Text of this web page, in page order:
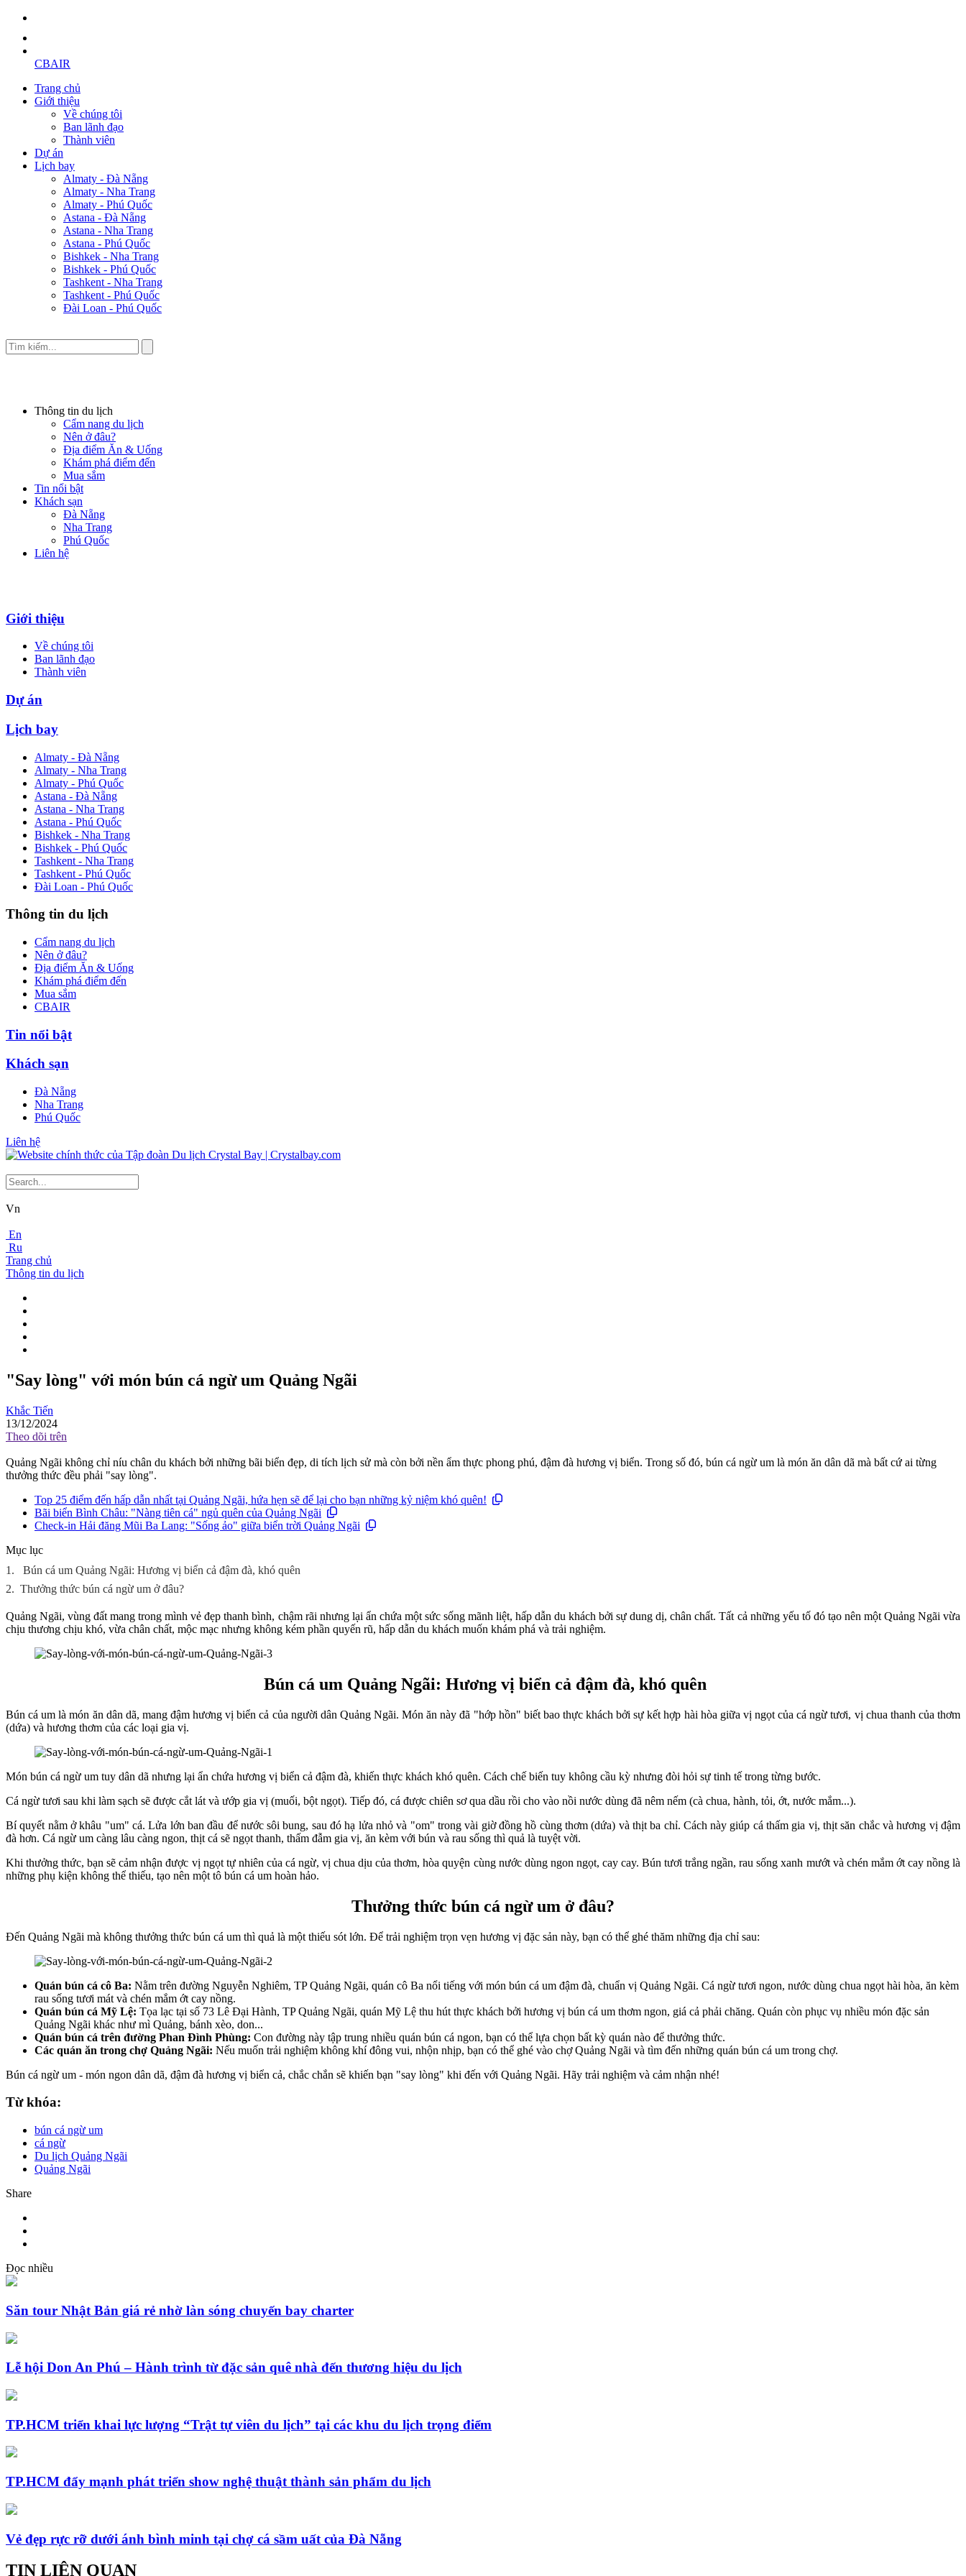
CBAIR
Trang chủ
Giới thiệu
Về chúng tôi
Ban lãnh đạo
Thành viên
Dự án
Lịch bay
Almaty - Đà Nẵng
Almaty - Nha Trang
Almaty - Phú Quốc
Astana - Đà Nẵng
Astana - Nha Trang
Astana - Phú Quốc
Bishkek - Nha Trang
Bishkek - Phú Quốc
Tashkent - Nha Trang
Tashkent - Phú Quốc
Đài Loan - Phú Quốc
Thông tin du lịch
Cẩm nang du lịch
Nên ở đâu?
Địa điểm Ăn & Uống
Khám phá điểm đến
Mua sắm
Tin nổi bật
Khách sạn
Đà Nẵng
Nha Trang
Phú Quốc
Liên hệ
Giới thiệu
Về chúng tôi
Ban lãnh đạo
Thành viên
Dự án
Lịch bay
Almaty - Đà Nẵng
Almaty - Nha Trang
Almaty - Phú Quốc
Astana - Đà Nẵng
Astana - Nha Trang
Astana - Phú Quốc
Bishkek - Nha Trang
Bishkek - Phú Quốc
Tashkent - Nha Trang
Tashkent - Phú Quốc
Đài Loan - Phú Quốc
Thông tin du lịch
Cẩm nang du lịch
Nên ở đâu?
Địa điểm Ăn & Uống
Khám phá điểm đến
Mua sắm
CBAIR
Tin nổi bật
Khách sạn
Đà Nẵng
Nha Trang
Phú Quốc
Liên hệ
Vn
En
Ru
Trang chủ
Thông tin du lịch
"Say lòng" với món bún cá ngừ um Quảng Ngãi
Khắc Tiến
13/12/2024
Theo dõi trên
Quảng Ngãi không chỉ níu chân du khách bởi những bãi biển đẹp, di tích lịch sử mà còn bởi nền ẩm thực phong phú, đậm đà hương vị biển. Trong số đó, bún cá ngừ um là món ăn dân dã mà bất cứ ai từng
thưởng thức đều phải "say lòng".
Top 25 điểm đến hấp dẫn nhất tại Quảng Ngãi, hứa hẹn sẽ để lại cho bạn những kỷ niệm khó quên!
Bãi biển Bình Châu: "Nàng tiên cá" ngủ quên của Quảng Ngãi
Check-in Hải đăng Mũi Ba Lang: "Sống ảo" giữa biển trời Quảng Ngãi
Mục lục
1.
Bún cá um Quảng Ngãi: Hương vị biển cả đậm đà, khó quên
2. Thưởng thức bún cá ngừ um ở đâu?
Quảng Ngãi, vùng đất mang trong mình vẻ đẹp thanh bình, chậm rãi nhưng lại ẩn chứa một sức sống mãnh liệt, hấp dẫn du khách bởi sự dung dị, chân chất. Tất cả những yếu tố đó tạo nên một Quảng Ngãi vừa
chịu thương chịu khó, vừa chân chất, mộc mạc nhưng không kém phần quyến rũ, hấp dẫn du khách muốn khám phá và trải nghiệm.
Bún cá um Quảng Ngãi: Hương vị biển cả đậm đà, khó quên
Bún cá um là món ăn dân dã, mang đậm hương vị biển cả của người dân Quảng Ngãi. Món ăn này đã "hớp hồn" biết bao thực khách bởi sự kết hợp hài hòa giữa vị ngọt của cá ngừ tươi, vị chua thanh của thơm
(dứa) và hương thơm của các loại gia vị.
Món bún cá ngừ um tuy dân dã nhưng lại ẩn chứa hương vị biển cả đậm đà, khiến thực khách khó quên. Cách chế biến tuy không cầu kỳ nhưng đòi hỏi sự tinh tế trong từng bước.
Cá ngừ tươi sau khi làm sạch sẽ được cắt lát và ướp gia vị (muối, bột ngọt). Tiếp đó, cá được chiên sơ qua dầu rồi cho vào nồi nước dùng đã nêm nếm (cà chua, hành, tỏi, ớt, nước mắm...).
Bí quyết nằm ở khâu "um" cá. Lửa lớn ban đầu để nước sôi bung, sau đó hạ lửa nhỏ và "om" trong vài giờ đồng hồ cùng thơm (dứa) và thịt ba chỉ. Cách này giúp cá thấm gia vị, thịt săn chắc và hương vị đậm
đà hơn. Cá ngừ um càng lâu càng ngon, thịt cá sẽ ngọt thanh, thấm đẫm gia vị, ăn kèm với bún và rau sống thì quả là tuyệt vời.
Khi thưởng thức, bạn sẽ cảm nhận được vị ngọt tự nhiên của cá ngừ, vị chua dịu của thơm, hòa quyện cùng nước dùng ngon ngọt, cay cay. Bún tươi trắng ngần, rau sống xanh mướt và chén mắm ớt cay nồng là
những phụ kiện không thể thiếu, tạo nên một tô bún cá um hoàn hảo.
Thưởng thức bún cá ngừ um ở đâu?
Đến Quảng Ngãi mà không thưởng thức bún cá um thì quả là một thiếu sót lớn. Để trải nghiệm trọn vẹn hương vị đặc sản này, bạn có thể ghé thăm những địa chỉ sau:
Quán bún cá cô Ba: Nằm trên đường Nguyễn Nghiêm, TP Quảng Ngãi, quán cô Ba nổi tiếng với món bún cá um đậm đà, chuẩn vị Quảng Ngãi. Cá ngừ tươi ngon, nước dùng chua ngọt hài hòa, ăn kèm
rau sống tươi mát và chén mắm ớt cay nồng.
Quán bún cá Mỹ Lệ: Tọa lạc tại số 73 Lê Đại Hành, TP Quảng Ngãi, quán Mỹ Lệ thu hút thực khách bởi hương vị bún cá um thơm ngon, giá cả phải chăng. Quán còn phục vụ nhiều món đặc sản
Quảng Ngãi khác như mì Quảng, bánh xèo, don...
Quán bún cá trên đường Phan Đình Phùng: Con đường này tập trung nhiều quán bún cá ngon, bạn có thể lựa chọn bất kỳ quán nào để thưởng thức.
Các quán ăn trong chợ Quảng Ngãi: Nếu muốn trải nghiệm không khí đông vui, nhộn nhịp, bạn có thể ghé vào chợ Quảng Ngãi và tìm đến những quán bún cá um trong chợ.
Bún cá ngừ um - món ngon dân dã, đậm đà hương vị biển cả, chắc chắn sẽ khiến bạn "say lòng" khi đến với Quảng Ngãi. Hãy trải nghiệm và cảm nhận nhé!
Từ khóa:
bún cá ngừ um
cá ngừ
Du lịch Quảng Ngãi
Quảng Ngãi
Share
Đọc nhiều
Săn tour Nhật Bản giá rẻ nhờ làn sóng chuyến bay charter
Lễ hội Don An Phú – Hành trình từ đặc sản quê nhà đến thương hiệu du lịch
TP.HCM triển khai lực lượng “Trật tự viên du lịch” tại các khu du lịch trọng điểm
TP.HCM đẩy mạnh phát triển show nghệ thuật thành sản phẩm du lịch
Vẻ đẹp rực rỡ dưới ánh bình minh tại chợ cá sầm uất của Đà Nẵng
TIN LIÊN QUAN